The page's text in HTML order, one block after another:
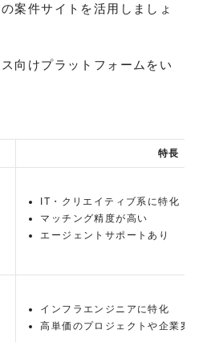
案件サイトを活用しましょ
向けプラットフォームをい
特長
IT・クリエイティブ系に特化
マッチング精度が高い
エージェントサポートあり
インフラエンジニアに特化
高単価のプロジェクトや企業案件